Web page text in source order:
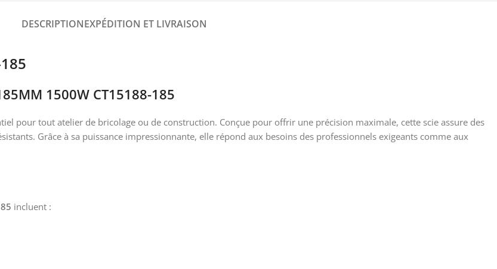
DESCRIPTIONEXPÉDITION ET LIVRAISON
1500W CT15188-185
pour tout atelier de bricolage ou de construction. Conçue pour offrir une précision maximale, cette scie assure des
Grâce à sa puissance impressionnante, elle répond aux besoins des professionnels exigeants comme aux
incluent :